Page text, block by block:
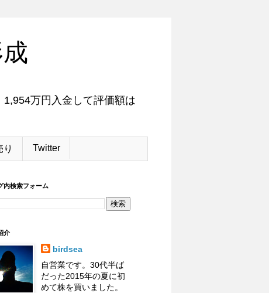
万円入金して評価額は
り Twitter
内検索フォーム
介
birdsea
自営業です。30代半ば
だった2015年の夏に初
めて株を買いました。